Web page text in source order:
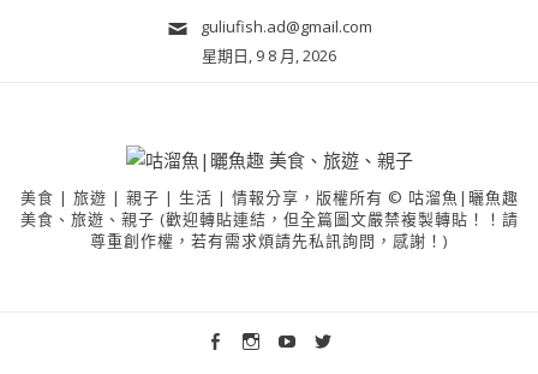
guliufish.ad@gmail.com
星期日, 9 8 月, 2026
美食 | 旅遊 | 親子 | 生活 | 情報分享，版權所有 © 咕溜魚|曬魚趣
美食、旅遊、親子 (歡迎轉貼連結，但全篇圖文嚴禁複製轉貼！！請
尊重創作權，若有需求煩請先私訊詢問，感謝！)